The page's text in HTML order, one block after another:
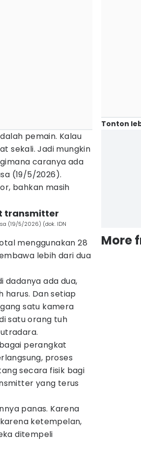
pemain. Kalau
sekali. Jadi mungkin
caranya ada
(19/5/2026).
bahkan masih
transmitter
(19/5/2026) (dok. IDN
menggunakan 28
lebih dari dua
dadanya ada dua,
harus. Dan setiap
satu kamera
satu orang tuh
perangkat
proses
secara fisik bagi
yang terus
panas. Karena
ketempelan,
ditempeli
Tonton
More